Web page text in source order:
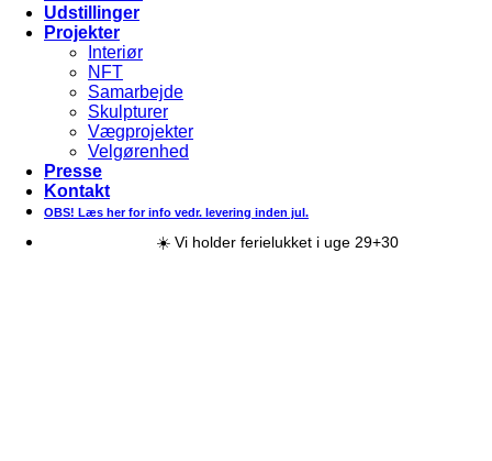
Udstillinger
Projekter
Interiør
NFT
Samarbejde
Skulpturer
Vægprojekter
Velgørenhed
Presse
Kontakt
OBS! Læs her for info vedr. levering inden jul.
☀️ Vi holder ferielukket i uge 29+30